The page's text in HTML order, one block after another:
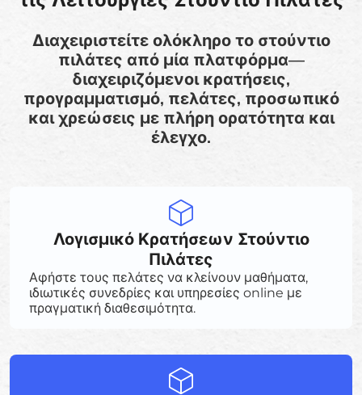
Διαχειριστείτε ολόκληρο το στούντιο
πιλάτες από μία πλατφόρμα—
διαχειριζόμενοι κρατήσεις,
προγραμματισμό, πελάτες, προσωπικό
και χρεώσεις με πλήρη ορατότητα και
έλεγχο.
Λογισμικό Κρατήσεων Στούντιο
Πιλάτες
Αφήστε τους πελάτες να κλείνουν μαθήματα,
ιδιωτικές συνεδρίες και υπηρεσίες online με
πραγματική διαθεσιμότητα.